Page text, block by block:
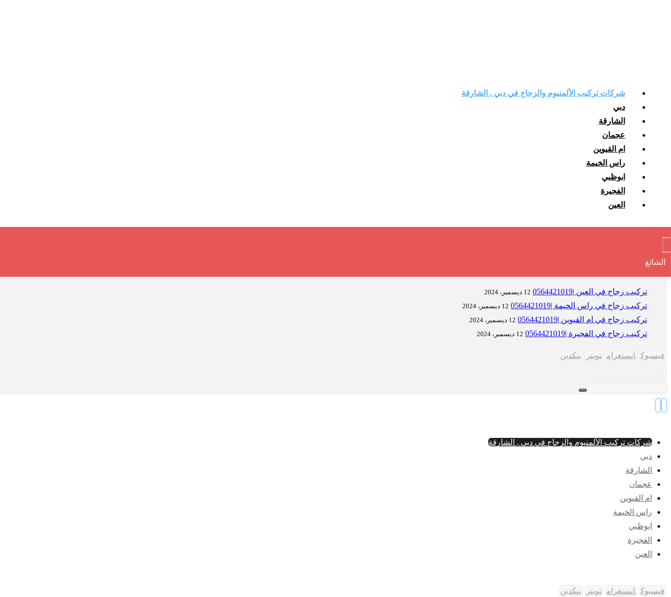
شركات تركيب الألمنيوم والزجاج في دبي , الشارقة
دبي
الشارقة
عجمان
ام القيوين
راس الخيمة
ابوظبي
الفجيرة
العين
الشائع
تركيب زجاج في العين |0564421019 12 ديسمبر، 2024
تركيب زجاج في راس الخيمة |0564421019 12 ديسمبر، 2024
تركيب زجاج في ام القيوين |0564421019 12 ديسمبر، 2024
تركيب زجاج في الفجيرة |0564421019 12 ديسمبر، 2024
فيسبوك انستغرام تويتر ينكدين
شركات تركيب الألمنيوم والزجاج في دبي , الشارقة
دبي
الشارقة
عجمان
ام القيوين
راس الخيمة
ابوظبي
الفجيرة
العين
فيسبوك انستغرام تويتر
ينكدين